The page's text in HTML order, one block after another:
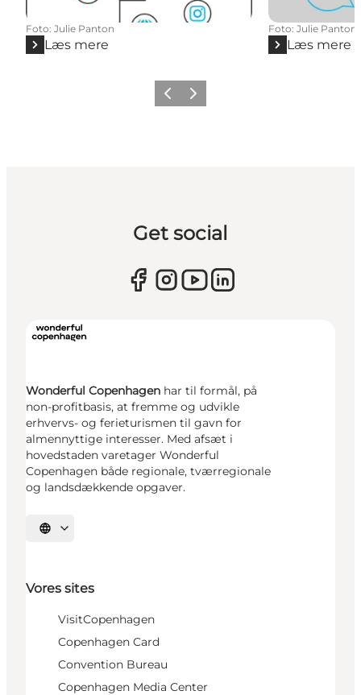
Foto: Julie Panton
Læs mere
Foto: Julie Panton
Læs mere
ForrigeNæste
Get social
Wonderful Copenhagen har til formål, på
non-profitbasis, at fremme og udvikle
erhvervs- og ferieturismen til gavn for
almennyttige interesser. Med afsæt i
hovedstaden varetager Wonderful
Copenhagen både regionale, tværregionale
og landsdækkende opgaver.
Vælg sprog
Vores sites
VisitCopenhagen
Copenhagen Card
Convention Bureau
Copenhagen Media Center